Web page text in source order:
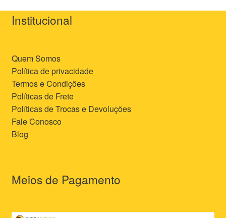
Institucional
Quem Somos
Política de privacidade
Termos e Condições
Políticas de Frete
Políticas de Trocas e Devoluções
Fale Conosco
Blog
Meios de Pagamento